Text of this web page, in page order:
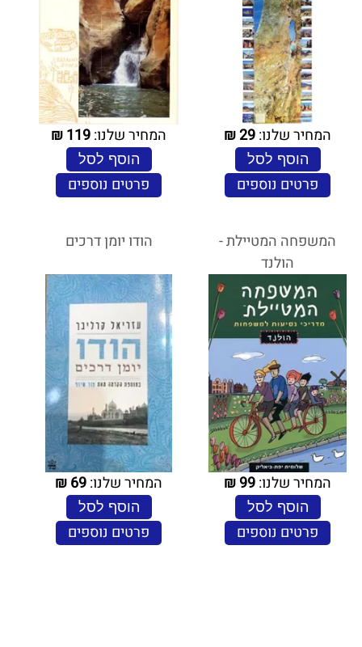
המחיר שלנו:29
₪
הוסף לסל
פרטים נוספים
המחיר שלנו:119
₪
הוסף לסל
פרטים נוספים
המשפחה המטיילת -
הולנד
המחיר שלנו:99
₪
הוסף לסל
פרטים נוספים
הודו יומן דרכים
המחיר שלנו:69
₪
הוסף לסל
פרטים נוספים